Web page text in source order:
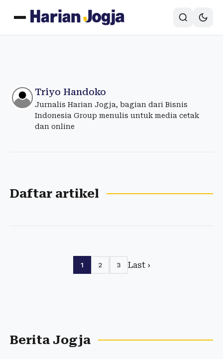
Triyo Handoko
Jurnalis Harian Jogja, bagian dari Bisnis
Indonesia Group menulis untuk media cetak
dan online
Daftar artikel
1 2 3 Last ›
Berita Jogja